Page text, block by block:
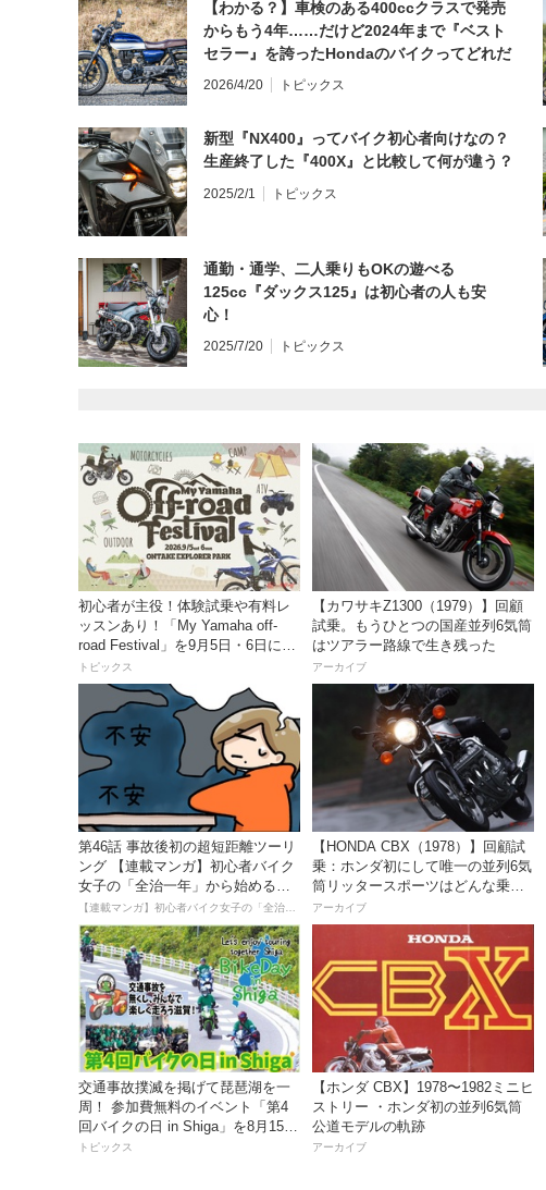
【わかる？】車検のある400ccクラスで発売
からもう4年……だけど2024年まで『ベスト
セラー』を誇ったHondaのバイクってどれだ
と思う？
2026/4/20 トピックス
新型『NX400』ってバイク初心者向けなの？
生産終了した『400X』と比較して何が違う？
2025/2/1 トピックス
通勤・通学、二人乗りもOKの遊べる
125cc『ダックス125』は初心者の人も安
心！
2025/7/20 トピックス
初心者が主役！体験試乗や有料レ
ッスンあり！「My Yamaha off-
road Festival」を9月5日・6日にオ
ンタケエクスプローラーパークで
実施！
トピックス
【カワサキZ1300（1979）】回顧
試乗。もうひとつの国産並列6気筒
はツアラー路線で生き残った
アーカイブ
第46話 事故後初の超短距離ツーリ
ング 【連載マンガ】初心者バイク
女子の「全治一年」から始める起
死回生日記
【HONDA CBX（1978）】回顧試
乗：ホンダ初にして唯一の並列6気
筒リッタースポーツはどんな乗り
味だったのか？
アーカイブ
交通事故撲滅を掲げて琵琶湖を一
周！ 参加費無料のイベント「第4
回バイクの日 in Shiga」を8月15
日、16日に開催
トピックス
【ホンダ CBX】1978〜1982ミニヒ
ストリー ・ホンダ初の並列6気筒
公道モデルの軌跡
アーカイブ